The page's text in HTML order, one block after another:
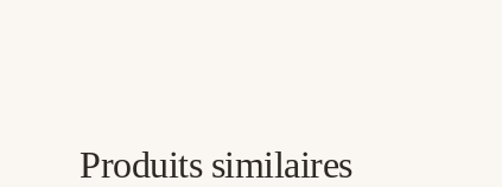
Produits similaires